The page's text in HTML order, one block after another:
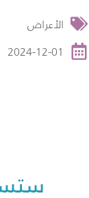
الأعراض
2024-12-01